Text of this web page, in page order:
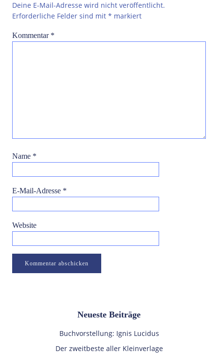
Deine E-Mail-Adresse wird nicht veröffentlicht.
Erforderliche Felder sind mit * markiert
Kommentar *
Name *
E-Mail-Adresse *
Website
Neueste Beiträge
Buchvorstellung: Ignis Lucidus
Der zweitbeste aller Kleinverlage